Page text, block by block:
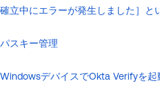
確立中にエラーが発生しました］と
パスキー管理
WindowsデバイスでOkta Verifyを起